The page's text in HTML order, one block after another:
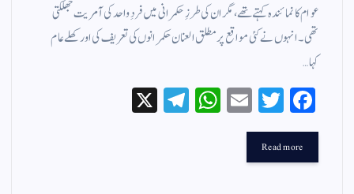
عوام کا نمائندہ کہتے تھے، مگر ان کی طرزِ حکمرانی میں فردِ واحد کی آمریت جھلکتی
تھی۔ انہوں نے کئی مواقع پر مطلق العنان حکمرانوں کی تعریف کی اور کھلے عام
کہا…
Fa
ce
bo
ok
T
wi
r
E
m
W
ha
Te
le
Read more